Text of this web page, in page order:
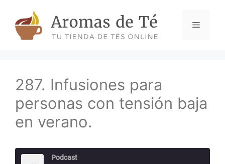
content
Menu
287. Infusiones para
personas con tensión baja
en verano.
Podcast